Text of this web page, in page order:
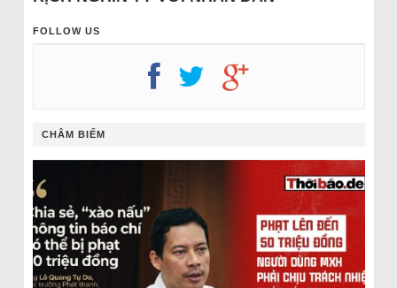
FOLLOW US
CHÂM BIẾM